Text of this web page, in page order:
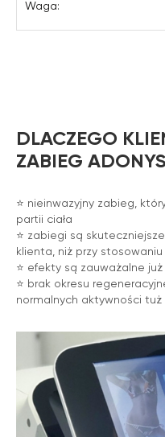
Waga:
DLACZEGO
ZABIEG
⭐️ nieinwazyjny zabieg,
partii ciała
⭐️ zabiegi są
klienta, niż przy
⭐️ efekty są zauważalne
⭐️ brak okresu
normalnych aktywności